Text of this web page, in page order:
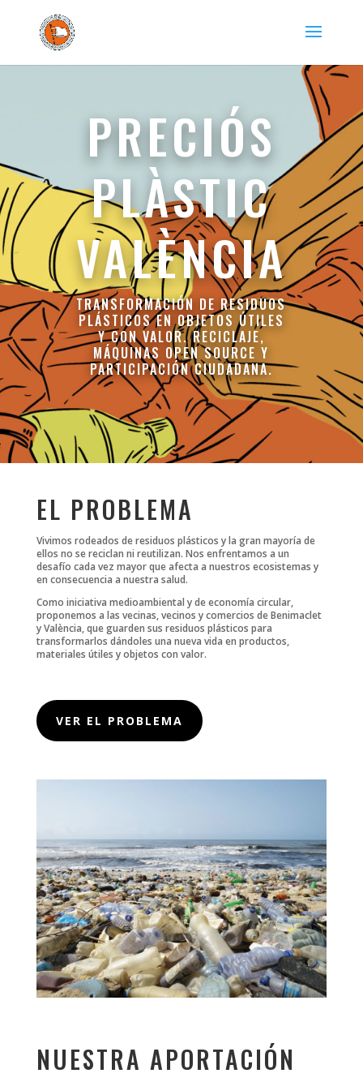
PRECIÓS
PLÀSTIC
VALÈNCIA
TRANSFORMACIÓN DE RESIDUOS
PLÁSTICOS EN OBJETOS ÚTILES
Y CON VALOR. RECICLAJE,
MÁQUINAS OPEN SOURCE Y
PARTICIPACIÓN CIUDADANA.
EL PROBLEMA
Vivimos rodeados de residuos plásticos y la gran mayoría de
ellos no se reciclan ni reutilizan. Nos enfrentamos a un
desafío cada vez mayor que afecta a nuestros ecosistemas y
en consecuencia a nuestra salud.
Como iniciativa medioambiental y de economía circular,
proponemos a las vecinas, vecinos y comercios de Benimaclet
y València, que guarden sus residuos plásticos para
transformarlos dándoles una nueva vida en productos,
materiales útiles y objetos con valor.
VER EL PROBLEMA
NUESTRA APORTACIÓN